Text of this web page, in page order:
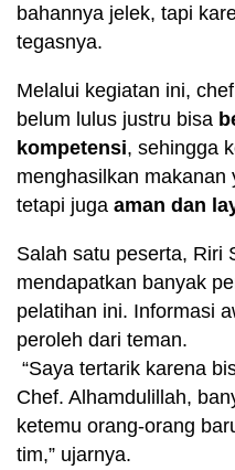
bahannya jelek, tapi
tegasnya.
Melalui kegiatan ini,
belum lulus justru bisa
kompetensi, sehingga
menghasilkan makanan
tetapi juga aman dan
Salah satu peserta, Riri
mendapatkan banyak
pelatihan ini. Informasi
peroleh dari teman.
“Saya tertarik karena
Chef. Alhamdulillah,
ketemu orang-orang
tim,” ujarnya.